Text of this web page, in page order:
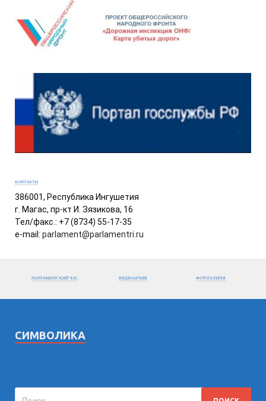
КОНТАКТЫ
386001, Республика Ингушетия
г. Магас, пр-кт И. Зязикова, 16
Тел/факс.: +7 (8734) 55-17-35
e-mail: parlament@parlamentri.ru
ПАРЛАМЕНТСКИЙ ЧАС ВИДЕОАРХИВ ФОТОГАЛЕРЕЯ
СИМВОЛИКА